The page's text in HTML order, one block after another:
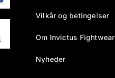
Vilkår og betingelser
Om Invictus Fightwear
Nyheder